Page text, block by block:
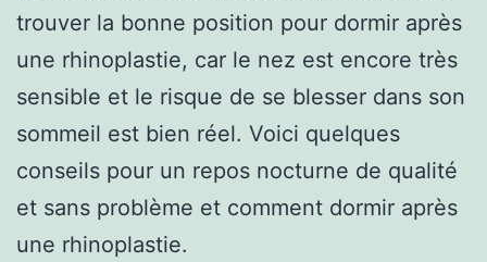
trouver la bonne position pour dormir après
une rhinoplastie, car le nez est encore très
sensible et le risque de se blesser dans son
sommeil est bien réel. Voici quelques
conseils pour un repos nocturne de qualité
et sans problème et comment dormir après
une rhinoplastie.